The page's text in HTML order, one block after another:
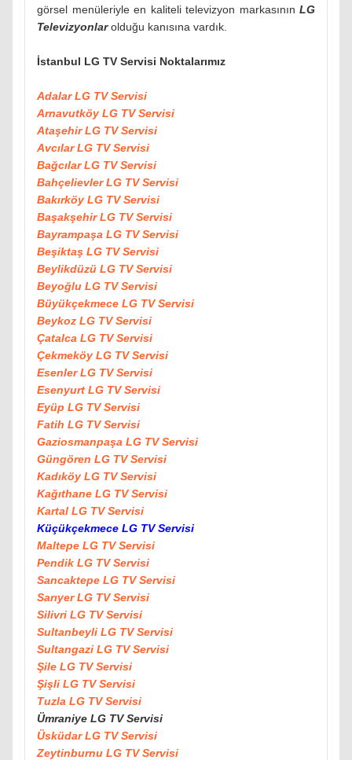
görsel menüleriyle en kaliteli televizyon markasının LG
Televizyonlarolduğu kanısına vardık.
İstanbul LG TV Servisi Noktalarımız
Adalar LG TV Servisi
Arnavutköy LG TV Servisi
Ataşehir LG TV Servisi
Avcılar LG TV Servisi
Bağcılar LG TV Servisi
Bahçelievler LG TV Servisi
Bakırköy LG TV Servisi
Başakşehir LG TV Servisi
Bayrampaşa LG TV Servisi
Beşiktaş LG TV Servisi
Beylikdüzü LG TV Servisi
Beyoğlu LG TV Servisi
Büyükçekmece LG TV Servisi
Beykoz LG TV Servisi
Çatalca LG TV Servisi
Çekmeköy LG TV Servisi
Esenler LG TV Servisi
Esenyurt LG TV Servisi
Eyüp LG TV Servisi
Fatih LG TV Servisi
Gaziosmanpaşa LG TV Servisi
Güngören LG TV Servisi
Kadıköy LG TV Servisi
Kağıthane LG TV Servisi
Kartal LG TV Servisi
Küçükçekmece LG TV Servisi
Maltepe LG TV Servisi
Pendik LG TV Servisi
Sancaktepe LG TV Servisi
Sarıyer LG TV Servisi
Silivri LG TV Servisi
Sultanbeyli LG TV Servisi
Sultangazi LG TV Servisi
Şile LG TV Servisi
Şişli LG TV Servisi
Tuzla LG TV Servisi
Ümraniye LG TV Servisi
Üsküdar LG TV Servisi
Zeytinburnu LG TV Servisi